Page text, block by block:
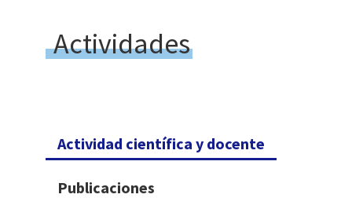
Actividades
Actividad científica y docente
Publicaciones